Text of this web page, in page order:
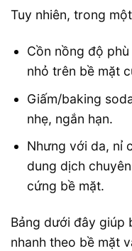
Tuy nhiên, trong
Cồn nồng độ
nhỏ trên bề mặt
Giấm/baking
nhẹ, ngắn hạn.
Nhưng với da, nỉ
dung dịch
cứng bề mặt.
Bảng dưới đây giúp
nhanh theo bề mặt